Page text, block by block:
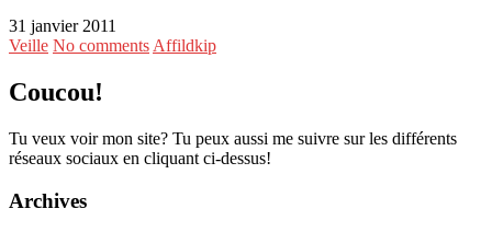
31 janvier 2011
Veille No comments Affildkip
Coucou!
Tu veux voir mon site? Tu peux aussi me suivre sur les différents
réseaux sociaux en cliquant ci-dessus!
Archives